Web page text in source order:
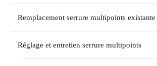
Remplacement serrure multipoints existante
Réglage et entretien serrure multipoints